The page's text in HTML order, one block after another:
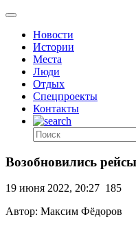
Новости
Истории
Места
Люди
Отдых
Спецпроекты
Контакты
Возобновились
19 июня 2022, 20:27 185
Автор: Максим Фёдоров